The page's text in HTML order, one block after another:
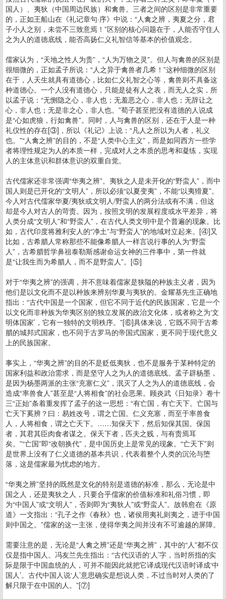
国人）、夷狄（中国周边民族）和禽兽。三者之间的区别是非常重要
的，正如王船山在《礼记章句·序》中说：“人禽之辨，夷夏之分，君
子小人之别，未尝不三致意焉！”区别的核心问题在于，人能否守住人
之为人的道德底线，能否高扬仁义礼智信等基本的价值观念。
儒家认为，“天地之性人为贵”，“人为万物之灵”。但人与禽兽的区别是
很细微的，正如孟子所说：“人之异于禽兽者几希！”这种细微的区别
在于，人天生就具有道德心，比如仁义礼智之心等，禽兽则不具备这
种道德心。一个人没有道德心，只能是徒有人之表，而无人之实，所
以孟子说：“无恻隐之心，非人也；无羞恶之心，非人也；无辞让之
心，非人也；无是非之心，非人也。”荀子甚至把没有道德的人说成
是“心如虎狼，行如禽兽”。同时，人与禽兽的区别，还在于人是一种
礼仪性的存在[③]，所以《礼记》上说：“凡人之所以为人者，礼义
也。”“人禽之辨”的目的，不是“人类中心主义”，而是如同西方一些学
者将理性规定为人的本质一样，完成对人之本质的思考和凝练，实现
人的主体意识和群体意识的双重自觉。
古代儒家还非常强调“华夷之辨”。夷狄之人是未开化的“野蛮人”，而中
国人则是已开化的“文明人”，所以必须“以夏变夷”，不能“以夷猾夏”。
今人对古代儒家华夏/夷狄或文明人/野蛮人的两分法或有不满，但这
却是今人对古人的苛责。因为，按照文明的发展程度或水平差异，将
人类分成“文明人”和“野蛮人”，在古代人类文明中是个普遍的现象。比
如，古代印度将雅利安人的“净土”与“野蛮人”的地域对立起来。[④]又
比如，古希腊人常称那些不能像希腊人一样言说行事的人为“野蛮
人”，古希腊哲学鼻祖泰勒斯感谢命运女神的三件事中，第一件就
是“让我生而为希腊人，而不是野蛮人”。[⑤]
对于“华夷之辨”的强调，并不意味着儒家是狭隘的种族主义者，因为
他们是以文化而不是以种族来辨别华夏与夷狄的。金耀基先生正确地
指出：“古代中国是一个国家，但它不同于近代的民族国家，它是一个
以文化而非种族为华夷区别的独立发展的政治文化体，或者称之为‘文
明体国家’，它有一独特的文明秩序。”[⑥]具体来说，它既不同于古希
腊的城邦式国家，也不同于古罗马的帝国式国家，更不同于现代意义
上的民族国家。
事实上，“华夷之辨”的目的不是贬低夷狄，也不是服务于某种特定的
国家利益和政治需求，而是坚守人之为人的道德底线。孟子辟杨墨，
是因为杨墨两派的主张“充塞仁义”，泯灭了人之为人的道德底线，会
造成“率兽食人”甚至是“人将相食”的社会恶果。顾炎武《日知录》卷十
三“正始”条着重发挥了孟子的这一思想：“有亡国，有亡天下。亡国与
亡天下奚辨？曰：易姓改号，谓之亡国。仁义充塞，而至于率兽食
人，人将相食，谓之亡天下。……知保天下，然后知保其国。保国
者，其君其臣肉食者谋之。保天下者，匹夫之贱，与有责焉耳
矣。”“亡国”即“改朝换代”，是中国历史上是常见的现象。“亡天下”则
是世界上没有了仁义道德的基本共识，代表着整个人类的沉沦与堕
落，这是儒家最为忧虑的地方。
“华夷之辨”坚持的既然是文化的特别是道德的标准，那么，无论是中
国之人，还是夷狄之人，只要合乎儒家的价值标准和礼俗习惯，即
为“中国人”或“文明人”，否则即为“夷狄人”或“野蛮人”。故韩愈在《原
道》一文指出：“孔子之作《春秋》也，诸侯用夷礼则夷之，进于中国
则中国之。”儒家的这一主张，使得华夷之间并没有不可逾越的屏障。
需要注意的是，无论是“人禽之辨”还是“华夷之辨”，其中的“人”都不仅
仅是指中国人。冯友兰先生指出：“古代汉语的‘人’字，当时所指的实
际是限于中国血统的人，可并不能因此就把它译成现代汉语时译成‘中
国人’。古代中国人说‘人’意思确实是想说人类，不过当时对人类的了
解只限于在中国的人。”[⑦]